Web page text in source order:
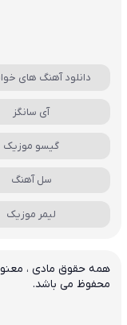
دانلود آهنگ های
آی سانگز
گیسو موزیک
سل آهنگ
لیمر موزیک
همه حقوق مادی ،
محفوظ می باشد.